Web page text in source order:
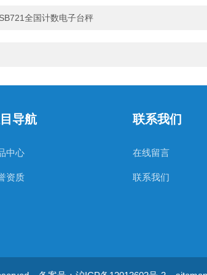
全国计数电子台秤
导航
中心
资质
联系我们
在线留言
联系我们